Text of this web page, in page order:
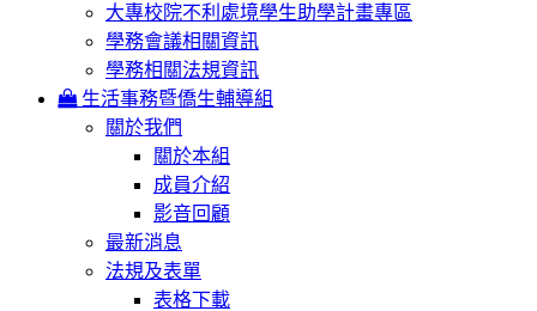
大專校院不利處境學生助學計畫專區
學務會議相關資訊
學務相關法規資訊
生活事務暨僑生輔導組
關於我們
關於本組
成員介紹
影音回顧
最新消息
法規及表單
表格下載